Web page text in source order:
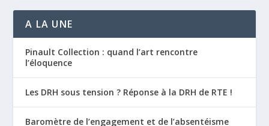
A LA UNE
Pinault Collection : quand l’art rencontre
l’éloquence
Les DRH sous tension ? Réponse à la DRH de RTE !
Baromètre de l’engagement et de l’absentéisme